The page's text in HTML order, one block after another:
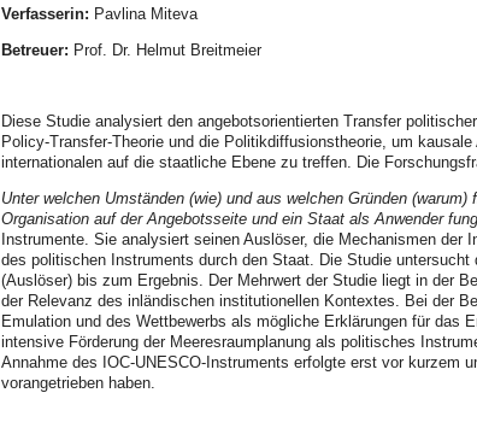
Verfasserin: Pavlina Miteva
Betreuer: Prof. Dr. Helmut Breitmeier
Diese Studie analysiert den angebotsorientierten Transfer
Policy-Transfer-Theorie und die Politikdiffusionstheorie, um kausale
internationalen auf die staatliche Ebene zu treffen. Die
Unter welchen Umständen (wie) und aus welchen Gründen
Organisation auf der Angebotsseite und ein Staat als Anwender
Instrumente. Sie analysiert seinen Auslöser, die Mechanismen
des politischen Instruments durch den Staat. Die Studie
(Auslöser) bis zum Ergebnis. Der Mehrwert der Studie liegt in der
der Relevanz des inländischen institutionellen Kontextes. Bei der
Emulation und des Wettbewerbs als mögliche Erklärungen für das
intensive Förderung der Meeresraumplanung als politisches
Annahme des IOC-UNESCO-Instruments erfolgte erst vor kurzem
vorangetrieben haben.